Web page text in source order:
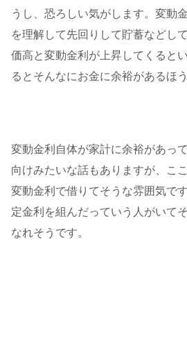
うし、恐ろしい気がします。変動
を理解して先回りして貯蓄などし
価高と変動金利が上昇してくると
るとそんなにお金に余裕があるほ
変動金利自体が家計に余裕があっ
向けみたいな話もありますが、こ
変動金利で借りてそうな雰囲気で
定金利を組んだっていう人がいて
なれそうです。